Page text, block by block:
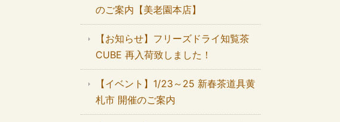
のご案内【美老園本店】
【お知らせ】フリーズドライ知覧茶
CUBE 再入荷致しました！
【イベント】1/23～25 新春茶道具黄
札市 開催のご案内